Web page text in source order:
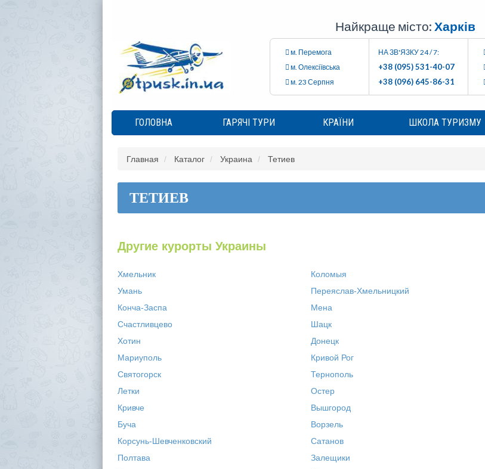
Найкраще місто: Харків
м. Перемога
м. Олексіївська
м. 23 Серпня
НА ЗВ'ЯЗКУ 24 / 7:
+38 (095) 531-40-07
+38 (096) 645-86-31
ГОЛОВНА ГАРЯЧІ ТУРИ КРАЇНИ ШКОЛА ТУРИЗМУ
Главная Каталог Украина Тетиев
ТЕТИЕВ
Другие курорты Украины
Хмельник Коломыя
Умань
Переяслав-Хмельницкий
Конча-Заспа
Мена
Счастливцево
Шацк
Хотин
Донецк
Мариуполь
Кривой Рог
Святогорск
Тернополь
Летки
Остер
Кривче
Вышгород
Буча
Ворзель
Корсунь-Шевченковский
Сатанов
Полтава
Залещики